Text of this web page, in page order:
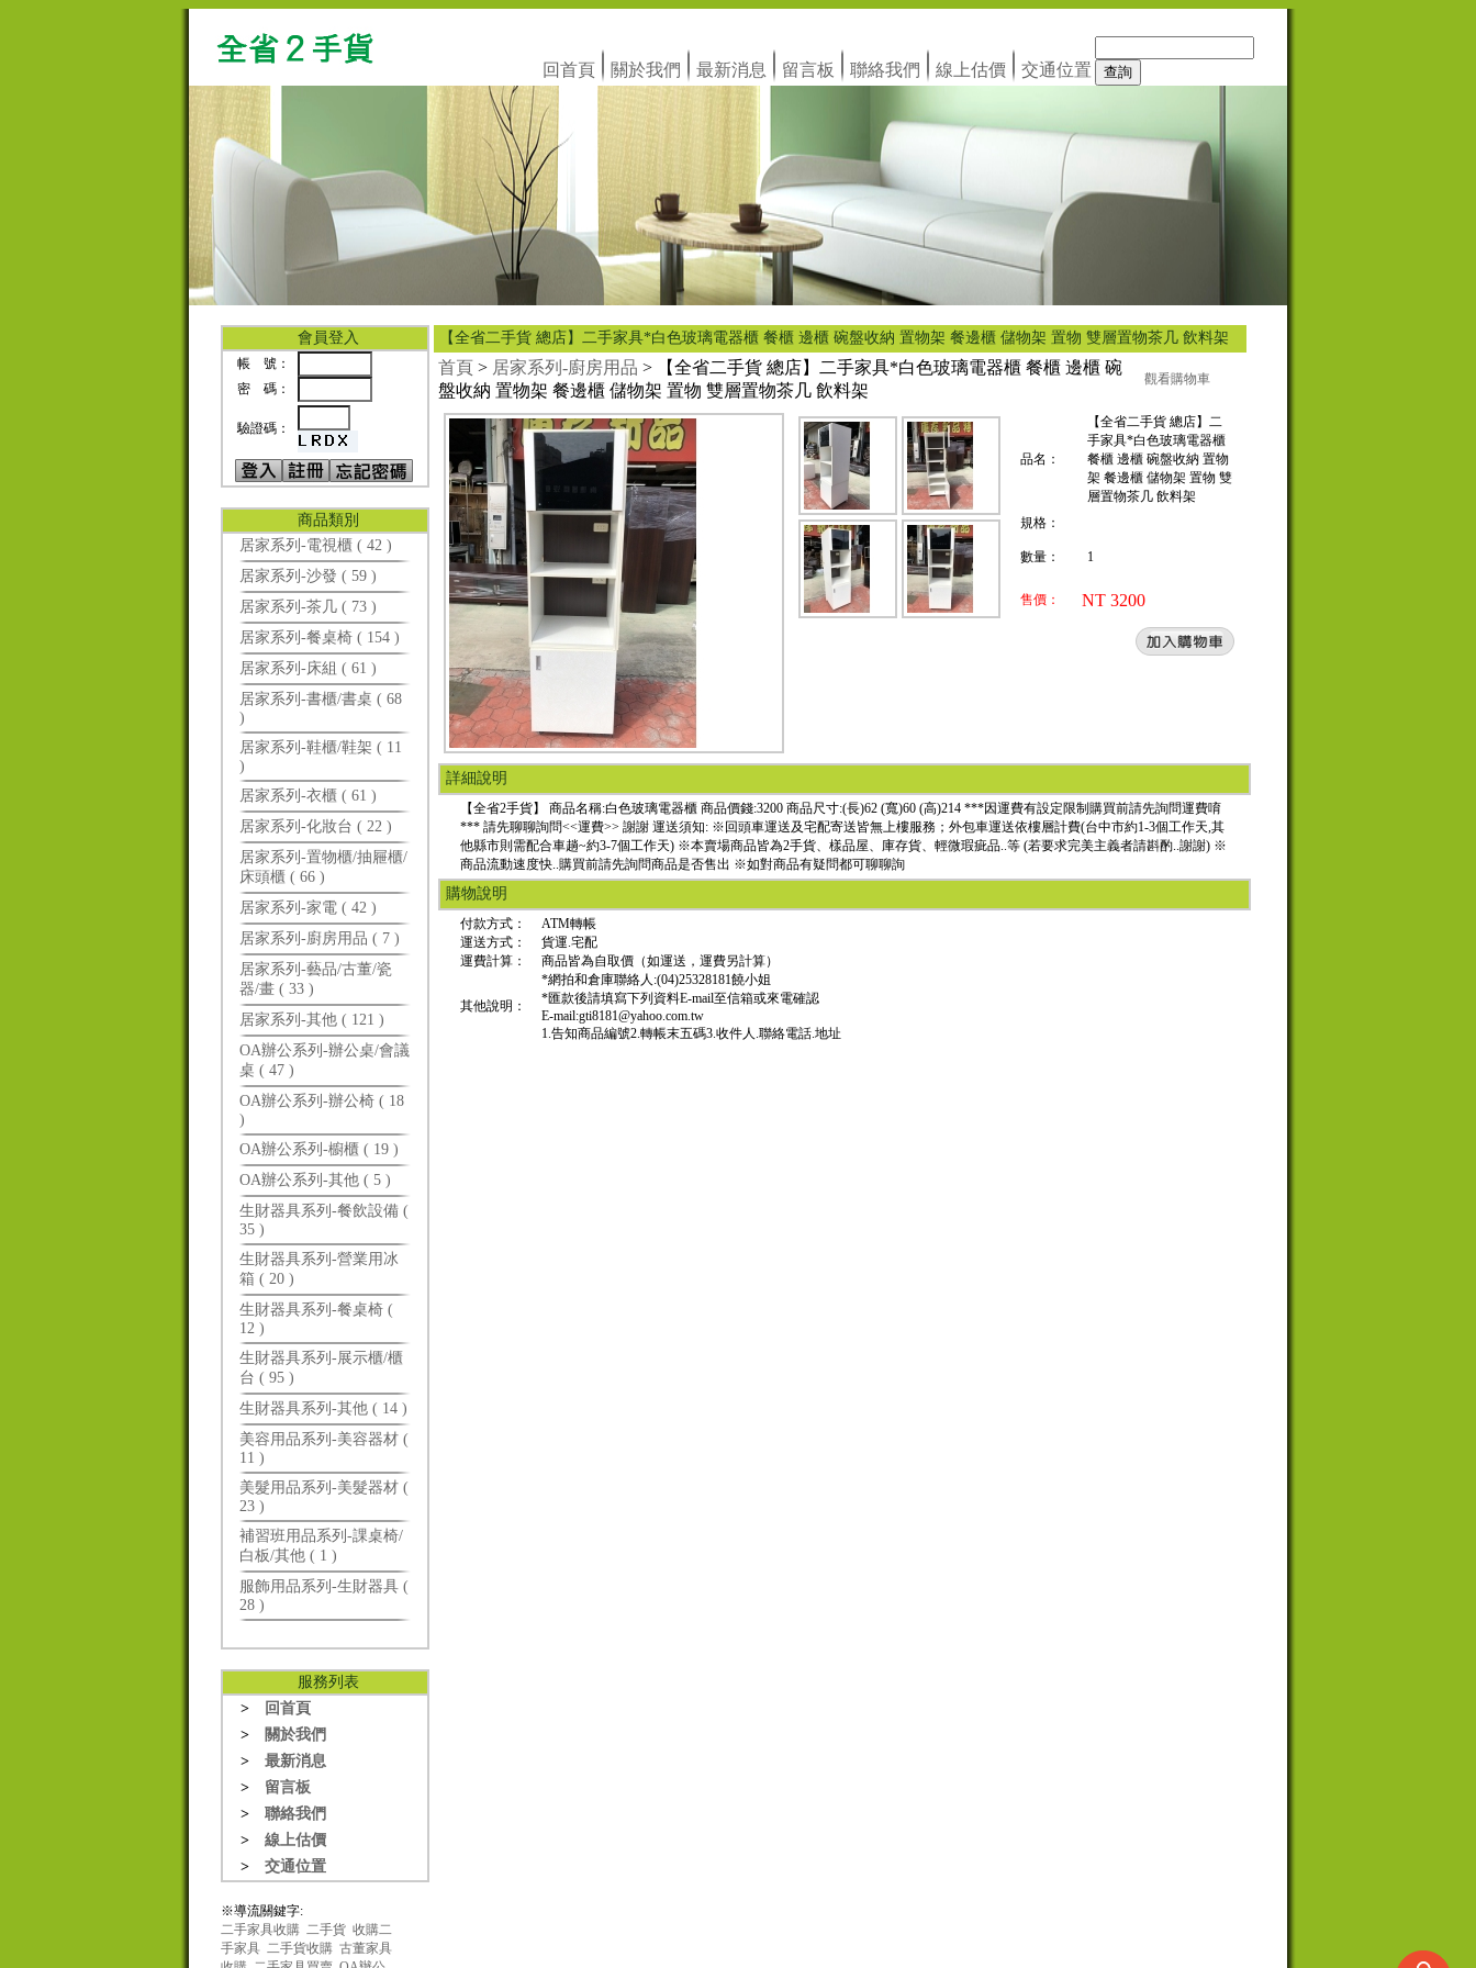
回首頁 關於我們 最新消息 留言板 聯絡我們 線上估價 交通位置
會員登入
帳 號：
密 碼：
驗證碼：
商品類別
居家系列-電視櫃 ( 42 )
居家系列-沙發 ( 59 )
居家系列-茶几 ( 73 )
居家系列-餐桌椅 ( 154 )
居家系列-床組 ( 61 )
居家系列-書櫃/書桌 ( 68
)
居家系列-鞋櫃/鞋架 ( 11
)
居家系列-衣櫃 ( 61 )
居家系列-化妝台 ( 22 )
居家系列-置物櫃/抽屜櫃/
床頭櫃 ( 66 )
居家系列-家電 ( 42 )
居家系列-廚房用品 ( 7 )
居家系列-藝品/古董/瓷
器/畫 ( 33 )
居家系列-其他 ( 121 )
OA辦公系列-辦公桌/會議
桌 ( 47 )
OA辦公系列-辦公椅 ( 18
)
OA辦公系列-櫥櫃 ( 19 )
OA辦公系列-其他 ( 5 )
生財器具系列-餐飲設備 (
35 )
生財器具系列-營業用冰
箱 ( 20 )
生財器具系列-餐桌椅 (
12 )
生財器具系列-展示櫃/櫃
台 ( 95 )
生財器具系列-其他 ( 14 )
美容用品系列-美容器材 (
11 )
美髮用品系列-美髮器材 (
23 )
補習班用品系列-課桌椅/
白板/其他 ( 1 )
服飾用品系列-生財器具 (
28 )
服務列表
>
回首頁
>
關於我們
> 最新消息
> 留言板
> 聯絡我們
> 線上估價
> 交通位置
※導流關鍵字:
二手家具收購 二手貨 收購二
手家具 二手貨收購 古董家具
【全省二手貨 總店】二手家具*白色玻璃電器櫃 餐櫃 邊櫃 碗盤收納 置物架 餐邊櫃 儲物架 置物 雙層置物茶几 飲料架
首頁 > 居家系列-廚房用品 > 【全省二手貨 總店】二手家具*白色玻璃電器櫃 餐櫃 邊櫃 碗
盤收納 置物架 餐邊櫃 儲物架 置物 雙層置物茶几 飲料架
觀看購物車
品名：
【全省二手貨 總店】二
手家具*白色玻璃電器櫃
餐櫃 邊櫃 碗盤收納 置物
架 餐邊櫃 儲物架 置物 雙
層置物茶几 飲料架
規格：
數量： 1
售價： NT 3200
詳細說明
【全省2手貨】 商品名稱:白色玻璃電器櫃 商品價錢:3200 商品尺寸:(長)62 (寬)60 (高)214 ***因運費有設定限制購買前請先詢問運費唷
*** 請先聊聊詢問<<運費>> 謝謝 運送須知: ※回頭車運送及宅配寄送皆無上樓服務；外包車運送依樓層計費(台中市約1-3個工作天,其
他縣市則需配合車趟~約3-7個工作天) ※本賣場商品皆為2手貨、樣品屋、庫存貨、輕微瑕疵品..等 (若要求完美主義者請斟酌..謝謝) ※
商品流動速度快..購買前請先詢問商品是否售出 ※如對商品有疑問都可聊聊詢
購物說明
付款方式：
ATM轉帳
運送方式：
貨運.宅配
運費計算：
商品皆為自取價（如運送，運費另計算）
其他說明：
*網拍和倉庫聯絡人:(04)25328181饒小姐
*匯款後請填寫下列資料E-mail至信箱或來電確認
E-mail:gti8181@yahoo.com.tw
1.告知商品編號2.轉帳末五碼3.收件人.聯絡電話.地址